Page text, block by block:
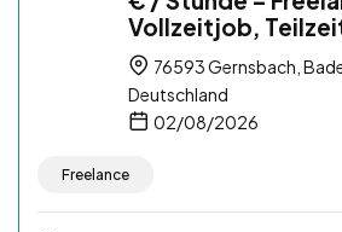
Vollzeitjob,
76593 Gernsbach,
Deutschland
02/08/2026
Freelance